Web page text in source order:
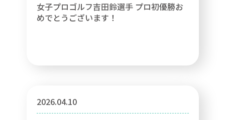
女子プロゴルフ吉田鈴選手 プロ初優勝お
めでとうございます！
2026.04.10